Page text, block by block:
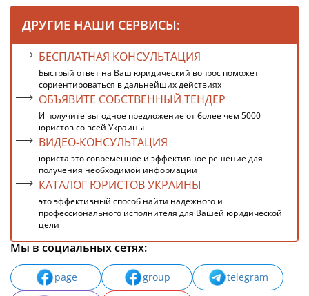
ДРУГИЕ НАШИ СЕРВИСЫ:
БЕСПЛАТНАЯ КОНСУЛЬТАЦИЯ
Быстрый ответ на Ваш юридический вопрос поможет
сориентироваться в дальнейших действиях
ОБЪЯВИТЕ СОБСТВЕННЫЙ ТЕНДЕР
И получите выгодное предложение от более чем 5000
юристов со всей Украины
ВИДЕО-КОНСУЛЬТАЦИЯ
юриста это современное и эффективное решение для
получения необходимой информации
КАТАЛОГ ЮРИСТОВ УКРАИНЫ
это эффективный способ найти надежного и
профессионального исполнителя для Вашей юридической
цели
Мы в социальных сетях:
page group
telegram